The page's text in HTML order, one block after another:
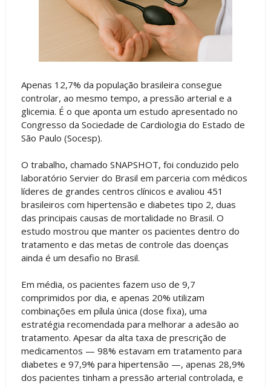
Apenas 12,7% da população brasileira consegue
controlar, ao mesmo tempo, a pressão arterial e a
glicemia. É o que aponta um estudo apresentado no
Congresso da Sociedade de Cardiologia do Estado de
São Paulo (Socesp).
O trabalho, chamado SNAPSHOT, foi conduzido pelo
laboratório Servier do Brasil em parceria com médicos
líderes de grandes centros clínicos e avaliou 451
brasileiros com hipertensão e diabetes tipo 2, duas
das principais causas de mortalidade no Brasil. O
estudo mostrou que manter os pacientes dentro do
tratamento e das metas de controle das doenças
ainda é um desafio no Brasil.
Em média, os pacientes fazem uso de 9,7
comprimidos por dia, e apenas 20% utilizam
combinações em pílula única (dose fixa), uma
estratégia recomendada para melhorar a adesão ao
tratamento. Apesar da alta taxa de prescrição de
medicamentos — 98% estavam em tratamento para
diabetes e 97,9% para hipertensão —, apenas 28,9%
dos pacientes tinham a pressão arterial controlada, e